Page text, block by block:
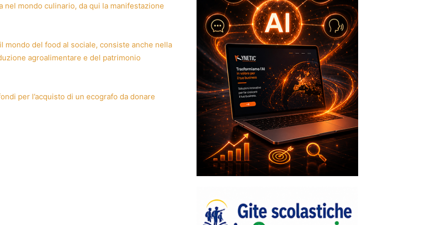
mondo culinario, da qui la manifestazione
mondo del food al sociale, consiste anche nella
agroalimentare e del patrimonio
per l’acquisto di un ecografo da donare